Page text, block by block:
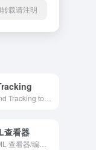
载请注明
查看器